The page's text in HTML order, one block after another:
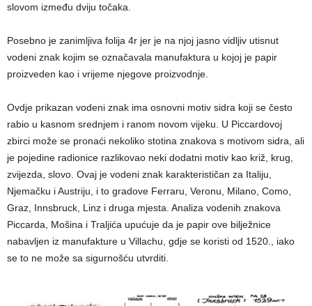
slovom između dviju točaka.
Posebno je zanimljiva folija 4r jer je na njoj jasno vidljiv utisnut
vodeni znak kojim se označavala manufaktura u kojoj je papir
proizveden kao i vrijeme njegove proizvodnje.
Ovdje prikazan vodeni znak ima osnovni motiv sidra koji se često
rabio u kasnom srednjem i ranom novom vijeku. U Piccardovoj
zbirci može se pronaći nekoliko stotina znakova s motivom sidra, ali
je pojedine radionice razlikovao neki dodatni motiv kao križ, krug,
zvijezda, slovo. Ovaj je vodeni znak karakterističan za Italiju,
Njemačku i Austriju, i to gradove Ferraru, Veronu, Milano, Como,
Graz, Innsbruck, Linz i druga mjesta. Analiza vodenih znakova
Piccarda, Mošina i Traljića upućuje da je papir ove bilježnice
nabavljen iz manufakture u Villachu, gdje se koristi od 1520., iako
se to ne može sa sigurnošću utvrditi.